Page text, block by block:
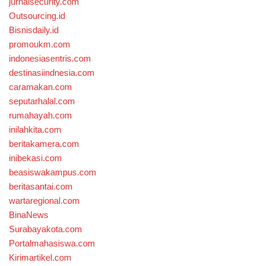
Outsourcing.id
Bisnisdaily.id
promoukm.com
indonesiasentris.com
destinasiindnesia.com
caramakan.com
seputarhalal.com
rumahayah.com
inilahkita.com
beritakamera.com
inibekasi.com
beasiswakampus.com
beritasantai.com
wartaregional.com
BinaNews
Surabayakota.com
Portalmahasiswa.com
Kirimartikel.com